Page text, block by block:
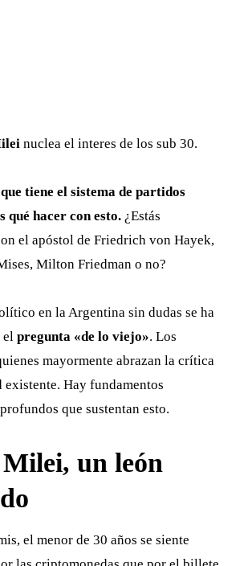
nuclea el interes de los sub 30.
tiene el sistema de partidos
qué hacer con esto. ¿Estás
el apóstol de Friedrich von Hayek,
Milton Friedman o no?
en la Argentina sin dudas se ha
el pregunta «de lo viejo». Los
mayormente abrazan la crítica
existente. Hay fundamentos
que sustentan esto.
un león
el menor de 30 años se siente